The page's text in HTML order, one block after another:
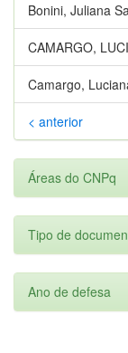
Bonini, Juliana
CAMARGO,
Camargo,
< anterior
Áreas do CNPq
Tipo de
Ano de defesa